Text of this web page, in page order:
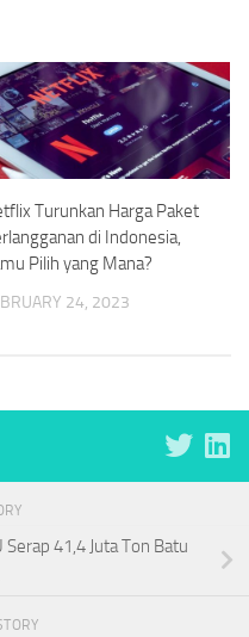
Turunkan Harga Paket
di Indonesia,
Pilih yang Mana?
24, 2023
41,4 Juta Ton Batu